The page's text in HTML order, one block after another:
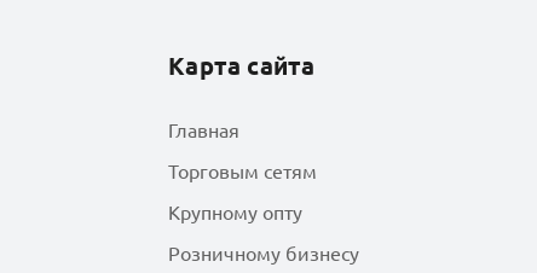
Карта сайта
Главная
Торговым сетям
Крупному опту
Розничному бизнесу